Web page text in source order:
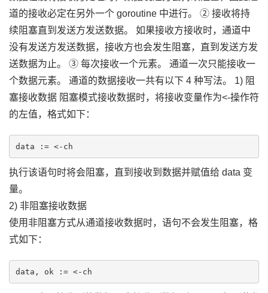
道的接收必定在另外一个 goroutine 中进行。 ② 接收将持
续阻塞直到发送方发送数据。 如果接收方接收时，通道中
没有发送方发送数据，接收方也会发生阻塞，直到发送方发
送数据为止。 ③ 每次接收一个元素。 通道一次只能接收一
个数据元素。 通道的数据接收一共有以下 4 种写法。 1) 阻
塞接收数据 阻塞模式接收数据时，将接收变量作为<-操作符
的左值，格式如下：
执行该语句时将会阻塞，直到接收到数据并赋值给 data 变
量。
2) 非阻塞接收数据
使用非阻塞方式从通道接收数据时，语句不会发生阻塞，格
式如下：